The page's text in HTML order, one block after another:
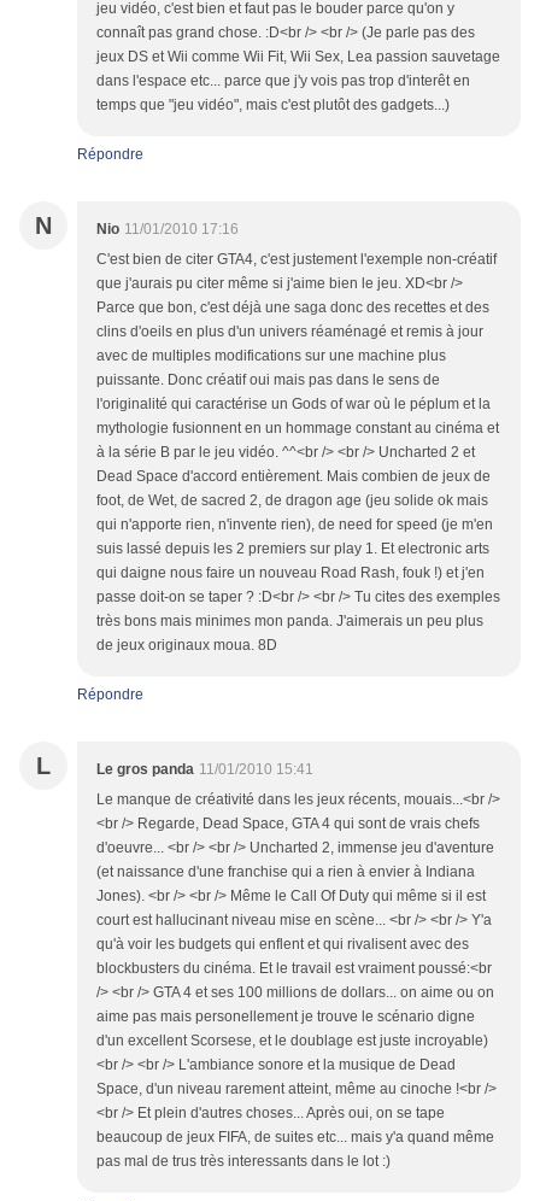
jeu vidéo, c'est bien et faut pas le bouder parce qu'on y
connaît pas grand chose. :D<br /> <br /> (Je parle pas des
jeux DS et Wii comme Wii Fit, Wii Sex, Lea passion sauvetage
dans l'espace etc... parce que j'y vois pas trop d'interêt en
temps que "jeu vidéo", mais c'est plutôt des gadgets...)
Répondre
N Nio 11/01/2010 17:16
C'est bien de citer GTA4, c'est justement l'exemple non-créatif
que j'aurais pu citer même si j'aime bien le jeu. XD<br />
Parce que bon, c'est déjà une saga donc des recettes et des
clins d'oeils en plus d'un univers réaménagé et remis à jour
avec de multiples modifications sur une machine plus
puissante. Donc créatif oui mais pas dans le sens de
l'originalité qui caractérise un Gods of war où le péplum et la
mythologie fusionnent en un hommage constant au cinéma et
à la série B par le jeu vidéo. ^^<br /> <br /> Uncharted 2 et
Dead Space d'accord entièrement. Mais combien de jeux de
foot, de Wet, de sacred 2, de dragon age (jeu solide ok mais
qui n'apporte rien, n'invente rien), de need for speed (je m'en
suis lassé depuis les 2 premiers sur play 1. Et electronic arts
qui daigne nous faire un nouveau Road Rash, fouk !) et j'en
passe doit-on se taper ? :D<br /> <br /> Tu cites des exemples
très bons mais minimes mon panda. J'aimerais un peu plus
de jeux originaux moua. 8D
Répondre
L Le gros panda 11/01/2010 15:41
Le manque de créativité dans les jeux récents, mouais...<br />
<br /> Regarde, Dead Space, GTA 4 qui sont de vrais chefs
d'oeuvre... <br /> <br /> Uncharted 2, immense jeu d'aventure
(et naissance d'une franchise qui a rien à envier à Indiana
Jones). <br /> <br /> Même le Call Of Duty qui même si il est
court est hallucinant niveau mise en scène... <br /> <br /> Y'a
qu'à voir les budgets qui enflent et qui rivalisent avec des
blockbusters du cinéma. Et le travail est vraiment poussé:<br
/> <br /> GTA 4 et ses 100 millions de dollars... on aime ou on
aime pas mais personellement je trouve le scénario digne
d'un excellent Scorsese, et le doublage est juste incroyable)
<br /> <br /> L'ambiance sonore et la musique de Dead
Space, d'un niveau rarement atteint, même au cinoche !<br />
<br /> Et plein d'autres choses... Après oui, on se tape
beaucoup de jeux FIFA, de suites etc... mais y'a quand même
pas mal de trus très interessants dans le lot :)